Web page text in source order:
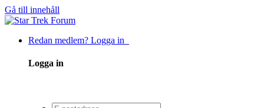
Gå till innehåll
Redan medlem? Logga in
Logga in